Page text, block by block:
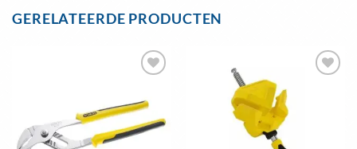
GERELATEERDE PRODUCTEN